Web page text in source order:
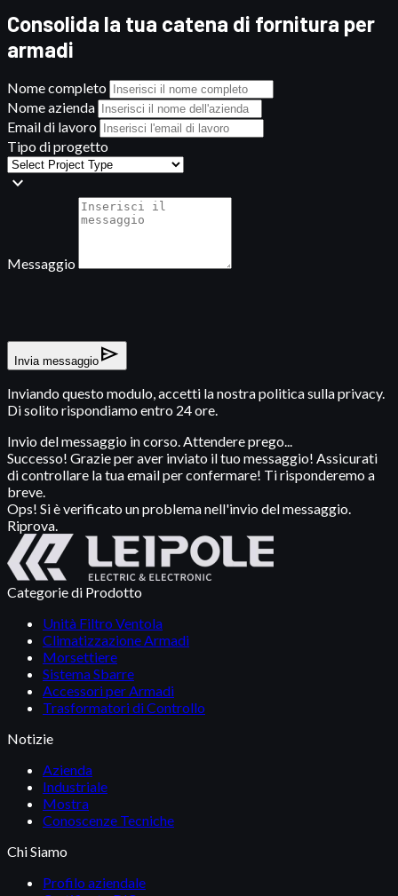
Consolida la tua catena di fornitura per
armadi
Nome completo
Nome azienda
Email di lavoro
Tipo di progetto
expand_more
Messaggio
Invia messaggio send
Inviando questo modulo, accetti la nostra politica sulla privacy.
Di solito rispondiamo entro 24 ore.
Invio del messaggio in corso. Attendere prego...
Successo! Grazie per aver inviato il tuo messaggio! Assicurati
di controllare la tua email per confermare! Ti risponderemo a
breve.
Ops! Si è verificato un problema nell'invio del messaggio.
Riprova.
Categorie di Prodotto
Unità Filtro Ventola
Climatizzazione Armadi
Morsettiere
Sistema Sbarre
Accessori per Armadi
Trasformatori di Controllo
Notizie
Azienda
Industriale
Mostra
Conoscenze Tecniche
Chi Siamo
Profilo aziendale